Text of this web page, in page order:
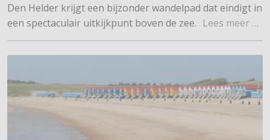
Den Helder krijgt een bijzonder wandelpad dat eindigt in
een spectaculair uitkijkpunt boven de zee. Lees meer …